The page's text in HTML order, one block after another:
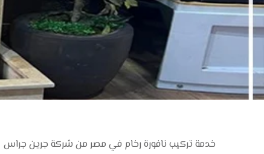
خدمة تركيب نافورة رخام في مصر من شركة جرين جراس